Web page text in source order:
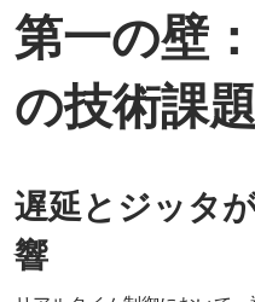
第一の壁
の技術課
遅延とジッタ
響